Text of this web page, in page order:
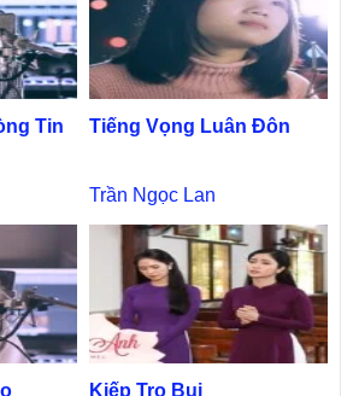
Tin Tiếng Vọng Luân Đôn
Trần Ngọc Lan
Kiếp Tro Bụi